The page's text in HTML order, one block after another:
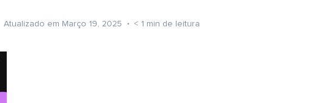
Atualizado em Março 19, 2025 < 1 min de leitura